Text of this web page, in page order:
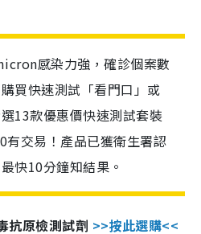
感染力強，確診個案數
買快速測試「看門口」或
13款優惠價快速測試套裝
有交易！產品已獲衛生署認
快10分鐘知結果。
抗原檢測試劑 >>按此選購<<